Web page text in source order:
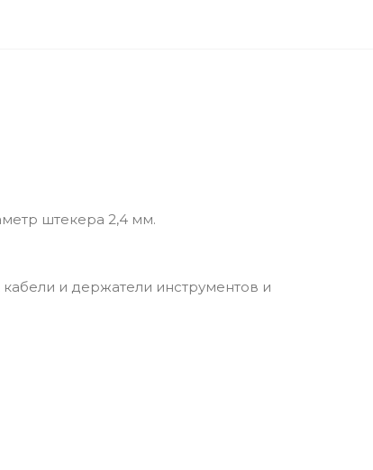
штекера 2,4 мм.
и держатели инструментов и